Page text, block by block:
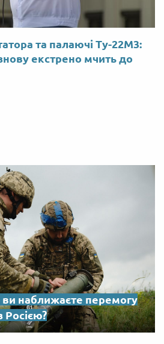
та палаючі Ту-22М3:
екстрено мчить до
наближаєте перемогу
Росією?